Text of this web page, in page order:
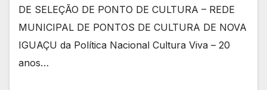
DE SELEÇÃO DE PONTO DE CULTURA – REDE
MUNICIPAL DE PONTOS DE CULTURA DE NOVA
IGUAÇU da Política Nacional Cultura Viva – 20
anos…